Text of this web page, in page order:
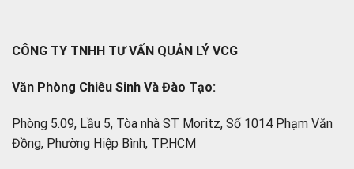
CÔNG TY TNHH TƯ VẤN QUẢN LÝ VCG
Văn Phòng Chiêu Sinh Và Đào Tạo:
Phòng 5.09, Lầu 5, Tòa nhà ST Moritz, Số 1014 Phạm Văn
Đồng, Phường Hiệp Bình, TP.HCM